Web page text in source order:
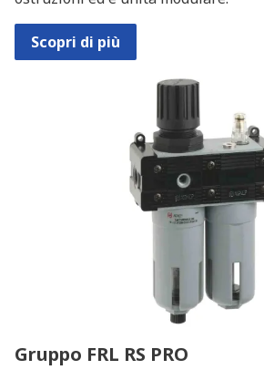
Scopri di più
Gruppo FRL RS PRO